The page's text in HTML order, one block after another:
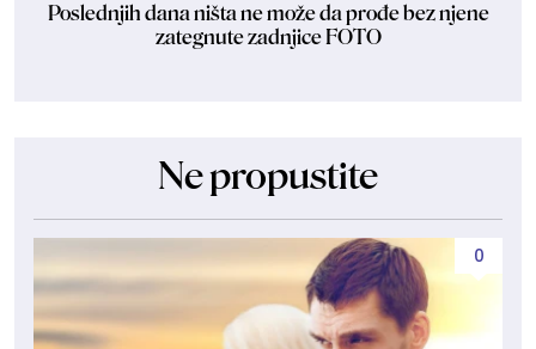
Poslednjih dana ništa ne može da prođe bez njene
zategnute zadnjice FOTO
Ne propustite
0